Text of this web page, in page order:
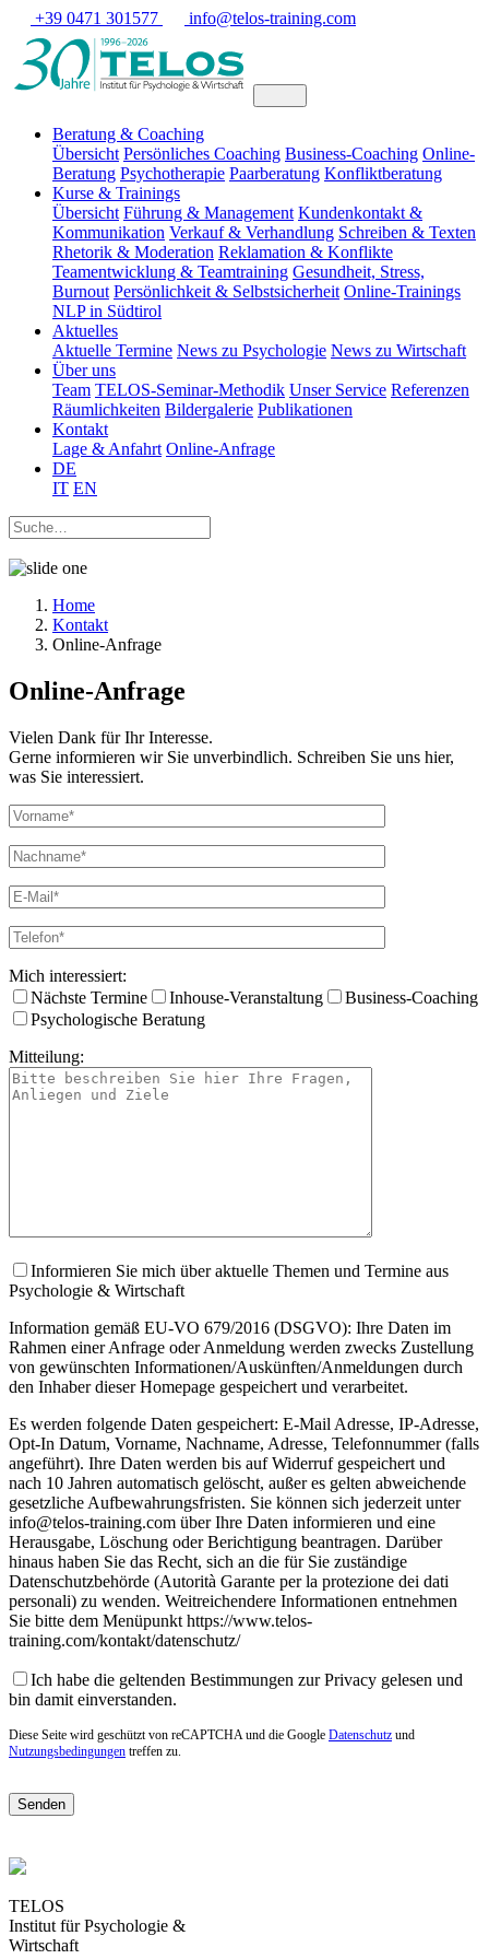
+39 0471 301577 info@telos-training.com
Beratung & Coaching
Übersicht Persönliches Coaching Business-Coaching Online-
Beratung Psychotherapie Paarberatung Konfliktberatung
Kurse & Trainings
Übersicht Führung & Management Kundenkontakt &
Kommunikation Verkauf & Verhandlung Schreiben & Texten
Rhetorik & Moderation Reklamation & Konflikte
Teamentwicklung & Teamtraining Gesundheit, Stress,
Burnout Persönlichkeit & Selbstsicherheit Online-Trainings
NLP in Südtirol
Aktuelles
Aktuelle Termine News zu Psychologie News zu Wirtschaft
Über uns
Team TELOS-Seminar-Methodik Unser Service Referenzen
Räumlichkeiten Bildergalerie Publikationen
Kontakt
Lage & Anfahrt Online-Anfrage
DE
IT EN
Home
Kontakt
Online-Anfrage
Online-Anfrage
Vielen Dank für Ihr Interesse.
Gerne informieren wir Sie unverbindlich. Schreiben Sie uns hier,
was Sie interessiert.
Mich interessiert:
Nächste Termine
Inhouse-Veranstaltung
Business-Coaching
Psychologische Beratung
Mitteilung:
Informieren Sie mich über aktuelle Themen und Termine aus
Psychologie & Wirtschaft
Information gemäß EU-VO 679/2016 (DSGVO): Ihre Daten im
Rahmen einer Anfrage oder Anmeldung werden zwecks Zustellung
von gewünschten Informationen/Auskünften/Anmeldungen durch
den Inhaber dieser Homepage gespeichert und verarbeitet.
Es werden folgende Daten gespeichert: E-Mail Adresse, IP-Adresse,
Opt-In Datum, Vorname, Nachname, Adresse, Telefonnummer (falls
angeführt). Ihre Daten werden bis auf Widerruf gespeichert und
nach 10 Jahren automatisch gelöscht, außer es gelten abweichende
gesetzliche Aufbewahrungsfristen. Sie können sich jederzeit unter
info@telos-training.com über Ihre Daten informieren und eine
Herausgabe, Löschung oder Berichtigung beantragen. Darüber
hinaus haben Sie das Recht, sich an die für Sie zuständige
Datenschutzbehörde (Autorità Garante per la protezione dei dati
personali) zu wenden. Weitreichendere Informationen entnehmen
Sie bitte dem Menüpunkt https://www.telos-
training.com/kontakt/datenschutz/
Ich habe die geltenden Bestimmungen zur Privacy gelesen und
bin damit einverstanden.
Diese Seite wird geschützt von reCAPTCHA und die Google Datenschutz und
Nutzungsbedingungen treffen zu.
TELOS
Institut für Psychologie &
Wirtschaft